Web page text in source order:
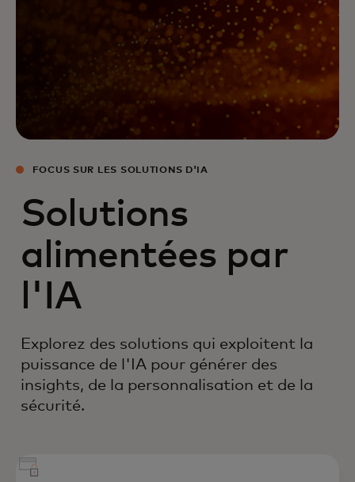
FOCUS SUR LES SOLUTIONS D'IA
Solutions
alimentées par
l'IA
Explorez des solutions qui exploitent la
puissance de l'IA pour générer des
insights, de la personnalisation et de la
sécurité.